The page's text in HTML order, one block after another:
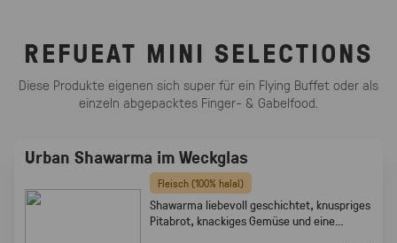
REFUEAT MINI SELECTIONS
Diese Produkte eigenen sich super für ein Flying Buffet oder als
einzeln abgepacktes Finger- & Gabelfood.
Urban Shawarma im Weckglas
Fleisch (100% halal)
Shawarma liebevoll geschichtet, knuspriges
Pitabrot, knackiges Gemüse und eine